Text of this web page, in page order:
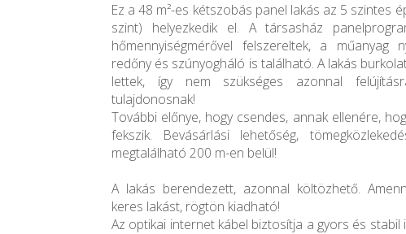
Ez a 48 m²-es kétszobás panel lakás az 5 szintes
szint) helyezkedik el. A társasház
hőmennyiségmérővel felszereltek, a műanyag
redőny és szúnyogháló is található. A lakás
lettek, így nem szükséges azonnal
tulajdonosnak!
További előnye, hogy csendes, annak ellenére,
fekszik. Bevásárlási lehetőség,
megtalálható 200 m-en belül!
A lakás berendezett, azonnal költözhető.
keres lakást, rögtön kiadható!
Az optikai internet kábel biztosítja a gyors és